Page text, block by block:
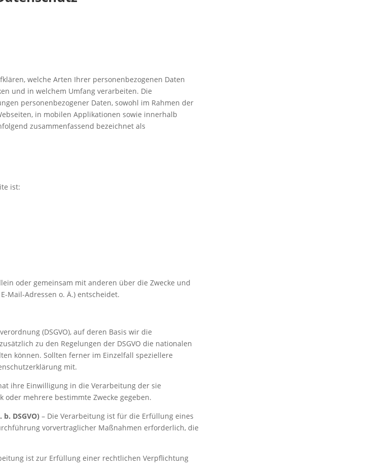
welche Arten Ihrer personenbezogenen Daten
und in welchem Umfang verarbeiten. Die
personenbezogener Daten, sowohl im Rahmen der
in mobilen Applikationen sowie innerhalb
zusammenfassend bezeichnet als
ist:
oder gemeinsam mit anderen über die Zwecke und
Mail-Adressen o. Ä.) entscheidet.
(DSGVO), auf deren Basis wir die
zu den Regelungen der DSGVO die nationalen
können. Sollten ferner im Einzelfall speziellere
mit.
ihre Einwilligung in die Verarbeitung der sie
mehrere bestimmte Zwecke gegeben.
DSGVO) – Die Verarbeitung ist für die Erfüllung eines
vorvertraglicher Maßnahmen erforderlich, die
ist zur Erfüllung einer rechtlichen Verpflichtung